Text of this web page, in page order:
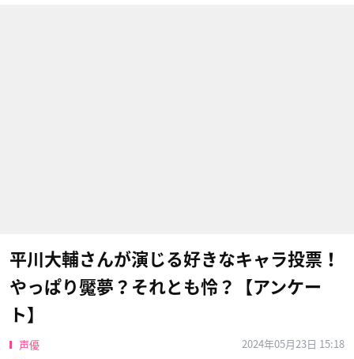
平川大輔さんが演じる好きなキャラ投票！
やっぱり魘夢？それとも怜？【アンケー
ト】
声優
2024年05月23日 15:18